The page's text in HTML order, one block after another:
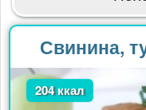
Свинина,
204 ккал